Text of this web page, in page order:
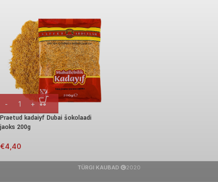
Praetud kadaiyf Dubai šokolaadi
jaoks 200g
€4,40
TÜRGI KAUBAD 2020